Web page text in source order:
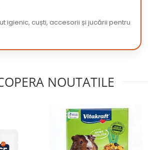
igienic, cuști, accesorii și jucării pentru
NOUTATILE